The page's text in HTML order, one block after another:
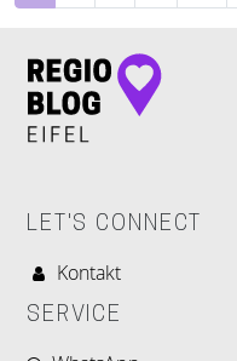
LET'S CONNECT
Kontakt
SERVICE